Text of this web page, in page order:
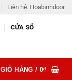
Liên hệ: Hoabinhdoor
CỬA SỔ
GIỎ HÀNG / 0₫